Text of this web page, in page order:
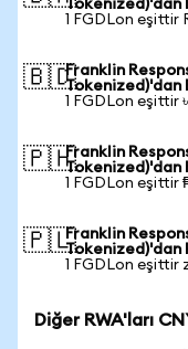
Tokenized)'dan
1 FGDLon eşittir
🇧🇩Franklin
Tokenized)'dan
1 FGDLon eşittir
🇵🇭Franklin
Tokenized)'dan
1 FGDLon eşittir
🇵🇱Franklin
Tokenized)'dan
1 FGDLon eşittir
Diğer RWA'ları